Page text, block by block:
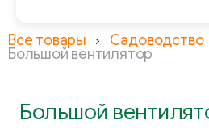
Все товары Садоводство
Большой вентилятор
Большой